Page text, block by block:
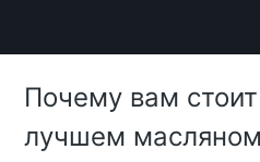
Почему вам
лучшем